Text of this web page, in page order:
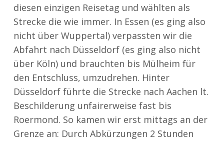
diesen einzigen Reisetag und wählten als
Strecke die wie immer. In Essen (es ging also
nicht über Wuppertal) verpassten wir die
Abfahrt nach Düsseldorf (es ging also nicht
über Köln) und brauchten bis Mülheim für
den Entschluss, umzudrehen. Hinter
Düsseldorf führte die Strecke nach Aachen lt.
Beschilderung unfairerweise fast bis
Roermond. So kamen wir erst mittags an der
Grenze an: Durch Abkürzungen 2 Stunden